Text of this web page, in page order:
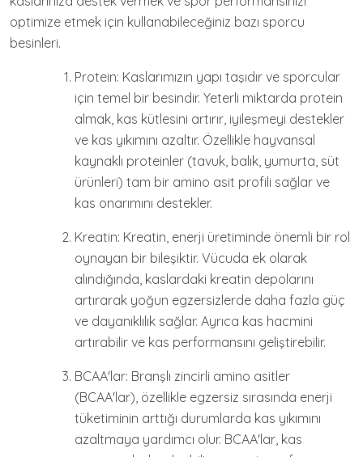
optimize etmek için kullanabileceğiniz bazı sporcu
besinleri.
Protein: Kaslarımızın yapı taşıdır ve sporcular
için temel bir besindir. Yeterli miktarda protein
almak, kas kütlesini artırır, iyileşmeyi destekler
ve kas yıkımını azaltır. Özellikle hayvansal
kaynaklı proteinler (tavuk, balık, yumurta, süt
ürünleri) tam bir amino asit profili sağlar ve
kas onarımını destekler.
Kreatin: Kreatin, enerji üretiminde önemli bir rol
oynayan bir bileşiktir. Vücuda ek olarak
alındığında, kaslardaki kreatin depolarını
artırarak yoğun egzersizlerde daha fazla güç
ve dayanıklılık sağlar. Ayrıca kas hacmini
artırabilir ve kas performansını geliştirebilir.
BCAA'lar: Branşlı zincirli amino asitler
(BCAA'lar), özellikle egzersiz sırasında enerji
tüketiminin arttığı durumlarda kas yıkımını
azaltmaya yardımcı olur. BCAA'lar, kas